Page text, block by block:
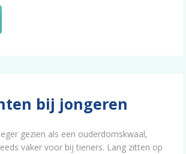
bij jongeren
gezien als een ouderdomskwaal,
vaker voor bij tieners. Lang zitten op